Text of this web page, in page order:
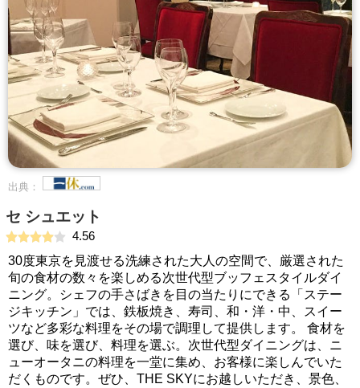
出典：
セ シュエット
4.56
30度東京を見渡せる洗練された大人の空間で、厳選された
旬の食材の数々を楽しめる次世代型ブッフェスタイルダイ
ニング。シェフの手さばきを目の当たりにできる「ステー
ジキッチン」では、鉄板焼き、寿司、和・洋・中、スイー
ツなど多彩な料理をその場で調理して提供します。 食材を
選び、味を選び、料理を選ぶ。次世代型ダイニングは、ニ
ューオータニの料理を一堂に集め、お客様に楽しんでいた
だくものです。ぜひ、THE SKYにお越しいただき、景色、